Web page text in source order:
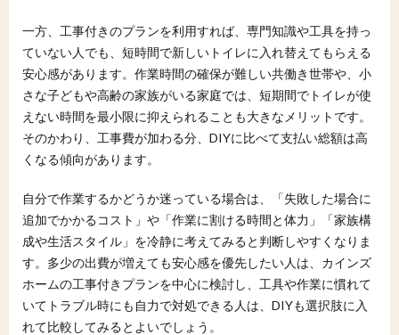
一方、工事付きのプランを利用すれば、専門知識や工具を持っ
ていない人でも、短時間で新しいトイレに入れ替えてもらえる
安心感があります。作業時間の確保が難しい共働き世帯や、小
さな子どもや高齢の家族がいる家庭では、短期間でトイレが使
えない時間を最小限に抑えられることも大きなメリットです。
そのかわり、工事費が加わる分、DIYに比べて支払い総額は高
くなる傾向があります。
自分で作業するかどうか迷っている場合は、「失敗した場合に
追加でかかるコスト」や「作業に割ける時間と体力」「家族構
成や生活スタイル」を冷静に考えてみると判断しやすくなりま
す。多少の出費が増えても安心感を優先したい人は、カインズ
ホームの工事付きプランを中心に検討し、工具や作業に慣れて
いてトラブル時にも自力で対処できる人は、DIYも選択肢に入
れて比較してみるとよいでしょう。